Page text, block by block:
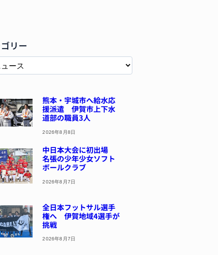
リー
熊本・宇城市へ給水応
援派遣 伊賀市上下水
道部の職員3人
2026年8月8日
中日本大会に初出場
名張の少年少女ソフト
ボールクラブ
2026年8月7日
全日本フットサル選手
権へ 伊賀地域4選手が
挑戦
2026年8月7日